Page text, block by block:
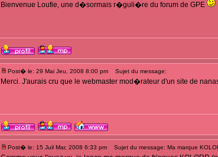
Bienvenue Loufie, une d�sormais r�guli�re du forum de GPE
Post� le: 29 Mai Jeu, 2008 8:00 pm Sujet du message:
Merci. J'aurais cru que le webmaster mod�rateur d'un site de
Post� le: 15 Juil Mar, 2008 6:33 pm Sujet du message: Ma marque